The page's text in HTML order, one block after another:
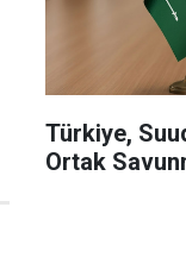
Türkiye,
Ortak